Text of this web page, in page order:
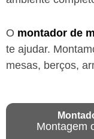
O montador de
te ajudar.
mesas, berços,
Montagem